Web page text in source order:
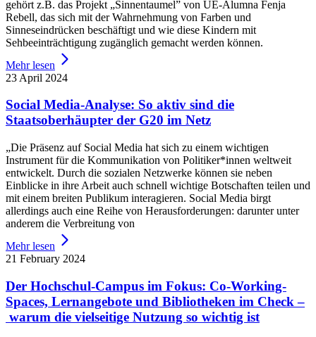
gehört z.B. das Projekt „Sinnentaumel” von UE-Alumna Fenja
Rebell, das sich mit der Wahrnehmung von Farben und
Sinneseindrücken beschäftigt und wie diese Kindern mit
Sehbeeinträchtigung zugänglich gemacht werden können.
Mehr lesen
23 April 2024
Social Media-Analyse: So aktiv sind die
Staatsoberhäupter der G20 im Netz
„Die Präsenz auf Social Media hat sich zu einem wichtigen
Instrument für die Kommunikation von Politiker*innen weltweit
entwickelt. Durch die sozialen Netzwerke können sie neben
Einblicke in ihre Arbeit auch schnell wichtige Botschaften teilen und
mit einem breiten Publikum interagieren. Social Media birgt
allerdings auch eine Reihe von Herausforderungen: darunter unter
anderem die Verbreitung von
Mehr lesen
21 February 2024
Der Hochschul-Campus im Fokus: Co-Working-
Spaces, Lernangebote und Bibliotheken im Check –
warum die vielseitige Nutzung so wichtig ist